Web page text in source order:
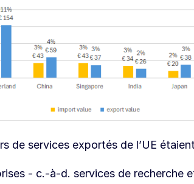
de services exportés de l’UE
- c.-à-d. services de recherche